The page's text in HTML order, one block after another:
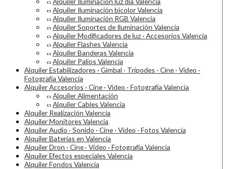
Alquiler Iluminación bicolor Valencia
Alquiler Iluminación RGB Valencia
Alquiler Soportes de Iluminación Valencia
Alquiler Modificadores de luz · Accesorios Valencia
Alquiler Flashes Valencia
Alquiler Banderas Valencia
Alquiler Palios Valencia
Alquiler Estabilizadores · Gimbal · Trípodes · Cine · Vídeo ·
Fotografía Valencia
Alquiler Accesorios · Cine · Vídeo · Fotografía Valencia
Alquiler Alimentación
Alquiler Cables Valencia
Alquiler Realización Valencia
Alquiler Monitores Valencia
Alquiler Audio · Sonido · Cine · Vídeo · Fotos Valencia
Alquiler Baterías en Valencia
Alquiler Dron · Cine · Vídeo · Fotografía Valencia
Alquiler Efectos especiales Valencia
Alquiler Fondos Valencia